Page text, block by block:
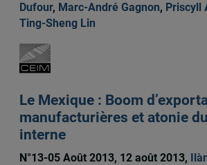
Dufour, Marc-André Gagnon, Priscyll
Ting-Sheng Lin
Le Mexique : Boom
manufacturières et atonie
interne
N°13-05 Août 2013, 12 août 2013,